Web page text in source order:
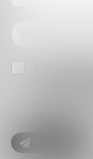
présent site